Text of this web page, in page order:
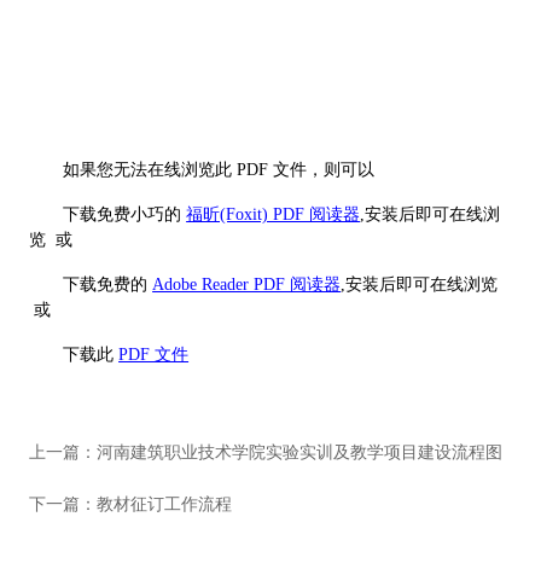
如果您无法在线浏览此 PDF 文件，则可以
下载免费小巧的福昕(Foxit) PDF 阅读器 ,安装后即可在线浏
览 或
下载免费的 Adobe Reader PDF 阅读器 ,安装后即可在线浏览
或
下载此PDF 文件
上一篇：河南建筑职业技术学院实验实训及教学项目建设流程图
下一篇：教材征订工作流程